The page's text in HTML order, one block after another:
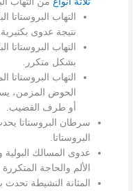
التهاب
نتيجة عدوى
التهاب
بشكل متكرر.
التهاب
الحوض المزمن،
أو طرف القضيب.
سرطان البروستاتا
البروستاتا.
عدوى المسالك
الألم والحاجة المتكررة
المثانة النشيطة